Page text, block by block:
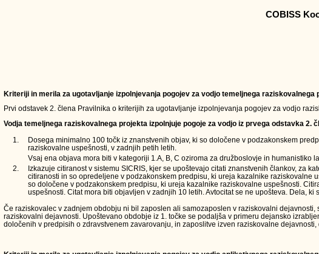
COBISS
Kriteriji in merila za ugotavljanje izpolnjevanja pogojev za vodjo temeljnega raziskovalnega
Prvi odstavek 2. člena Pravilnika o kriterijih za ugotavljanje izpolnjevanja pogojev za vodjo
Vodja temeljnega raziskovalnega projekta izpolnjuje pogoje za vodjo iz prvega odstavka 2.
1.
Dosega minimalno 100 točk iz znanstvenih objav, ki so določene v podzakonskem
raziskovalne uspešnosti, v zadnjih petih letih.
Vsaj ena objava mora biti v kategoriji 1.A, B, C oziroma za družboslovje in humanistiko
2.
Izkazuje citiranost v sistemu SICRIS, kjer se upoštevajo citati znanstvenih člankov, za
citiranosti in so opredeljene v podzakonskem predpisu, ki ureja kazalnike
so določene v podzakonskem predpisu, ki ureja kazalnike raziskovalne uspešnosti.
uspešnosti. Citat mora biti objavljen v zadnjih 10 letih. Avtocitat se ne upošteva. Dela,
Če raziskovalec v zadnjem obdobju ni bil zaposlen ali samozaposlen v raziskovalni
raziskovalni dejavnosti. Upoštevano obdobje iz 1. točke se podaljša v primeru dejansko
določenih v predpisih o zdravstvenem zavarovanju, in zaposlitve izven raziskovalne